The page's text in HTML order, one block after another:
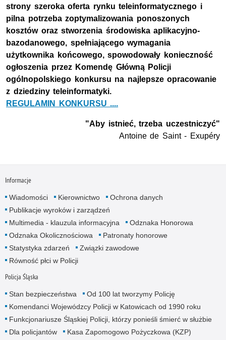
strony szeroka oferta rynku teleinformatycznego i
pilna potrzeba zoptymalizowania ponoszonych
kosztów oraz stworzenia środowiska aplikacyjno-
bazodanowego, spełniającego wymagania
użytkownika końcowego, spowodowały konieczność
ogłoszenia przez Komendę Główną Policji
ogólnopolskiego konkursu na najlepsze opracowanie
z dziedziny teleinformatyki.
REGULAMIN KONKURSU ....
"Aby istnieć, trzeba uczestniczyć"
Antoine de Saint - Exupéry
Informacje
Wiadomości Kierownictwo
Ochrona danych
Publikacje wyroków i zarządzeń
Multimedia - klauzula informacyjna
Odznaka Honorowa
Odznaka Okolicznościowa
Patronaty honorowe
Statystyka zdarzeń
Związki zawodowe
Równość płci w Policji
Policja Śląska
Stan bezpieczeństwa
Od 100 lat tworzymy Policję
Komendanci Wojewódzcy Policji w Katowicach od 1990 roku
Funkcjonariusze Śląskiej Policji, którzy ponieśli śmierć w służbie
Dla policjantów
Kasa Zapomogowo Pożyczkowa (KZP)